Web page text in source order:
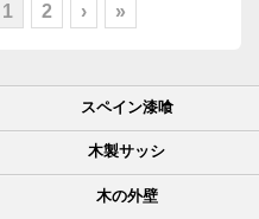
1 2 › »
スペイン漆喰
木製サッシ
木の外壁